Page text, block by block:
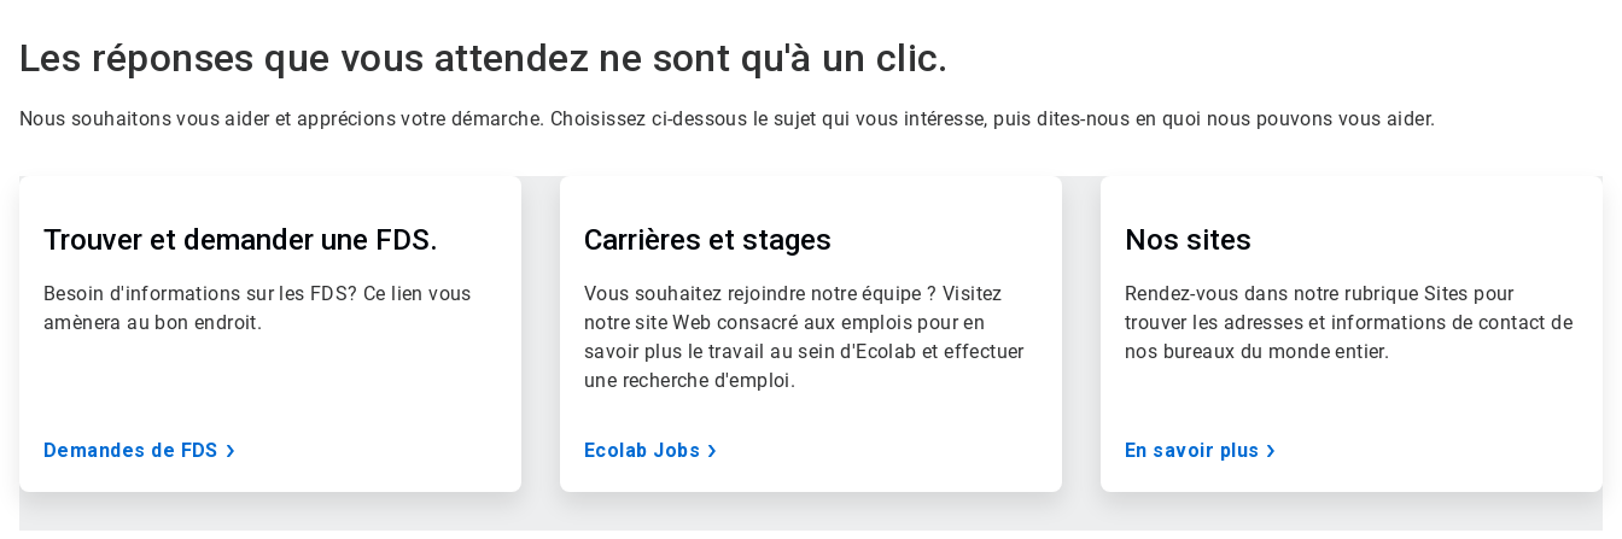
Les réponses que vous attendez ne sont qu'à un clic.
Nous souhaitons vous aider et apprécions votre démarche. Choisissez ci-dessous le sujet qui vous intéresse, puis dites-nous en quoi nous pouvons vous aider.
Trouver et demander une FDS.
Besoin d'informations sur les FDS? Ce lien vous
amènera au bon endroit.
Demandes de FDS
Carrières et stages
Vous souhaitez rejoindre notre équipe ? Visitez
notre site Web consacré aux emplois pour en
savoir plus le travail au sein d'Ecolab et effectuer
une recherche d'emploi.
Ecolab Jobs
Nos sites
Rendez-vous dans notre rubrique Sites pour
trouver les adresses et informations de contact de
nos bureaux du monde entier.
En savoir plus